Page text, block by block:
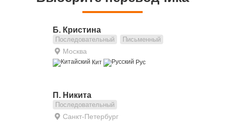
Б. Кристина
Последовательный Письменный
Москва
Кит Рус
П. Никита
Последовательный
Санкт-Петербург